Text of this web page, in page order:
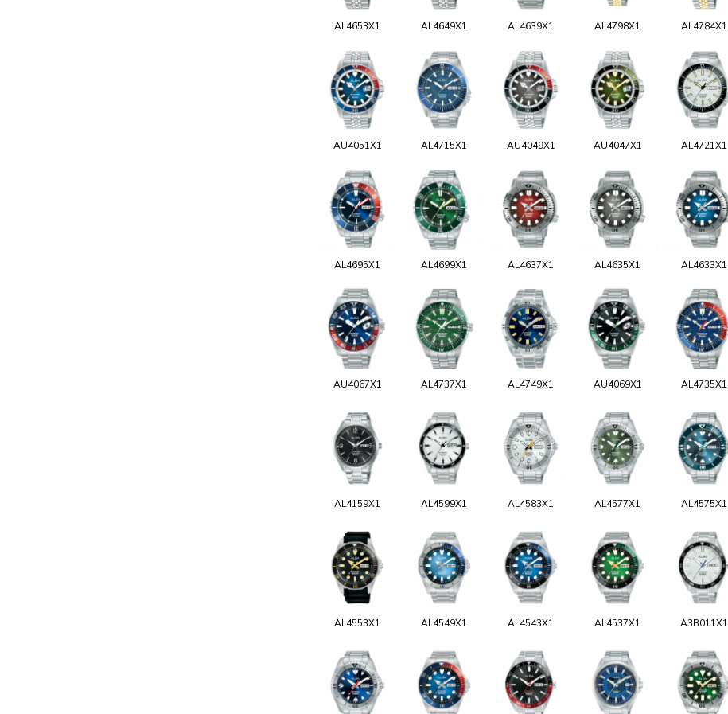
AL4653X1 AL4649X1 AL4639X1 AL4798X1 AL4784X1
AU4051X1 AL4715X1 AU4049X1 AU4047X1 AL4721X1
AL4695X1 AL4699X1 AL4637X1 AL4635X1 AL4633X1
AU4067X1 AL4737X1 AL4749X1 AU4069X1 AL4735X1
AL4159X1 AL4599X1 AL4583X1 AL4577X1 AL4575X1
AL4553X1 AL4549X1 AL4543X1 AL4537X1 A3B011X1